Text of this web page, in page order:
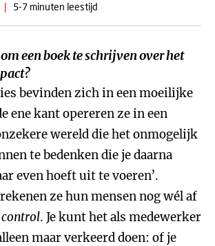
| 5-7 minuten leestijd
een boek te schrijven over het
bevinden zich in een moeilijke
ene kant opereren ze in een
wereld die het onmogelijk
te bedenken die je daarna
even hoeft uit te voeren’.
ze hun mensen nog wél af
. Je kunt het als medewerker
maar verkeerd doen: of je